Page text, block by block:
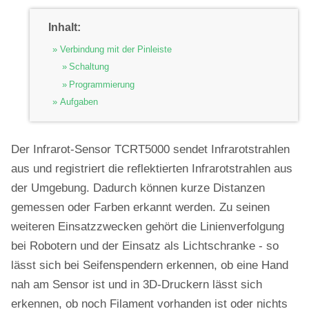
Inhalt:
Verbindung mit der Pinleiste
Schaltung
Programmierung
Aufgaben
Der Infrarot-Sensor TCRT5000 sendet Infrarotstrahlen
aus und registriert die reflektierten Infrarotstrahlen aus
der Umgebung. Dadurch können kurze Distanzen
gemessen oder Farben erkannt werden. Zu seinen
weiteren Einsatzzwecken gehört die Linienverfolgung
bei Robotern und der Einsatz als Lichtschranke - so
lässt sich bei Seifenspendern erkennen, ob eine Hand
nah am Sensor ist und in 3D-Druckern lässt sich
erkennen, ob noch Filament vorhanden ist oder nichts